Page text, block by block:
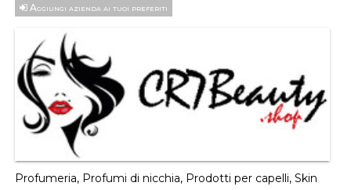
Aggiungi azienda ai tuoi preferiti
Profumeria, Profumi di nicchia, Prodotti per capelli, Skin